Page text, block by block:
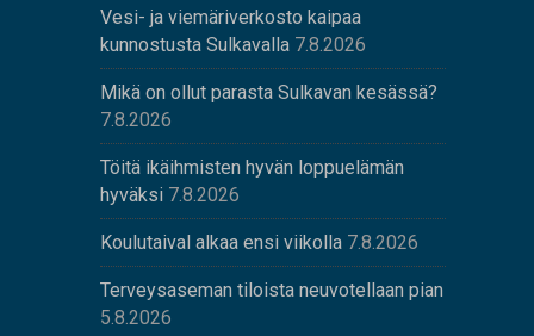
Vesi- ja viemäriverkosto kaipaa
kunnostusta Sulkavalla 7.8.2026
Mikä on ollut parasta Sulkavan kesässä?
7.8.2026
Töitä ikäihmisten hyvän loppuelämän
hyväksi 7.8.2026
Koulutaival alkaa ensi viikolla 7.8.2026
Terveysaseman tiloista neuvotellaan pian
5.8.2026